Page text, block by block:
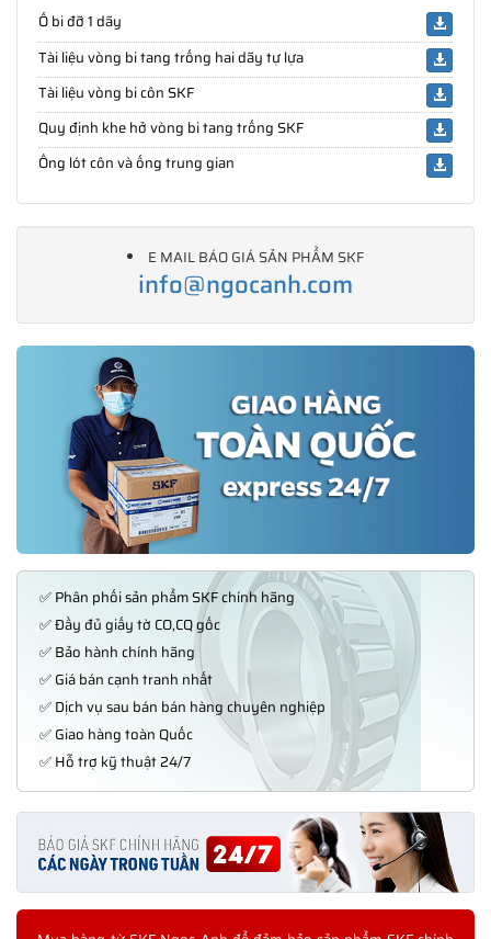
Ổ bi đỡ 1 dãy
Tài liệu vòng bi tang trống hai dãy tự lựa
Tài liệu vòng bi côn SKF
Quy định khe hở vòng bi tang trống SKF
Ống lót côn và ống trung gian
E MAIL BÁO GIÁ SẢN PHẨM SKF
info@ngocanh.com
✅ Phân phối sản phẩm SKF chính hãng
✅ Đầy đủ giấy tờ CO,CQ gốc
✅ Bảo hành chính hãng
✅ Giá bán cạnh tranh nhất
✅ Dịch vụ sau bán bán hàng chuyên nghiệp
✅ Giao hàng toàn Quốc
✅ Hỗ trợ kỹ thuật 24/7